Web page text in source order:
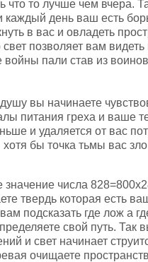
что то лучше чем вчера.
каждый день ваш есть
в вас и овладеть
свет позволяет вам
войны пали став из
вы начинаете
питания греха и ваше
и удаляется от вас
хотя бы точка тьмы вас
значение числа
твердь которая есть
подсказать где лож а
свой путь. Так
и свет начинает
очищаете